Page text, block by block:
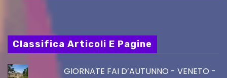
Classifica Articoli E Pagine
GIORNATE FAI D’AUTUNNO - VENETO -